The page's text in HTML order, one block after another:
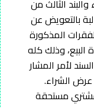
الثالث من
بالتعويض عن
المذكورة
البيع، وذلك كله
لأمر المشار
عرض الشراء.
مستحقة